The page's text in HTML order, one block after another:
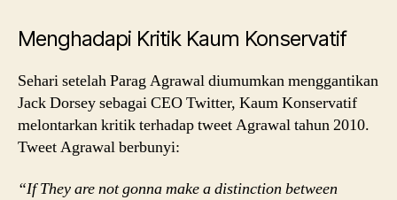
Menghadapi Kritik Kaum Konservatif
Sehari setelah Parag Agrawal diumumkan menggantikan
Jack Dorsey sebagai CEO Twitter, Kaum Konservatif
melontarkan kritik terhadap tweet Agrawal tahun 2010.
Tweet Agrawal berbunyi:
“If They are not gonna make a distinction between